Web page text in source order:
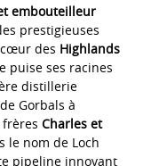
embouteilleur
prestigieuses
des Highlands
puise ses racines
distillerie
Gorbals à
frères Charles et
le nom de Loch
pipeline innovant